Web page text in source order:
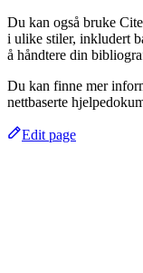
Du kan også bruke
i ulike stiler, inkludert
å håndtere din
Du kan finne mer
nettbaserte
Edit page